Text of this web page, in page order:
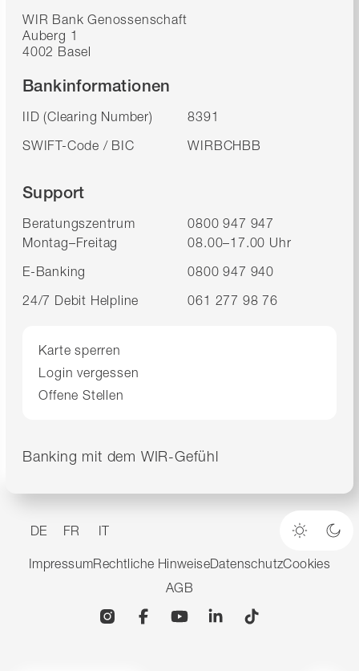
WIR Bank Genossenschaft
Auberg 1
4002 Basel
Bankinformationen
IID (Clearing Number)
8391
SWIFT-Code / BIC
WIRBCHBB
Support
Beratungszentrum
0800 947 947
Montag–Freitag
08.00–17.00 Uhr
E-Banking
0800 947 940
24/7 Debit Helpline
061 277 98 76
Karte sperren
Login vergessen
Offene Stellen
Banking mit dem WIR-Gefühl
DE FR IT
Heller
ImpressumRechtliche HinweiseDatenschutzCookies
AGB
InstagramFacebookYouTubeLinkedin